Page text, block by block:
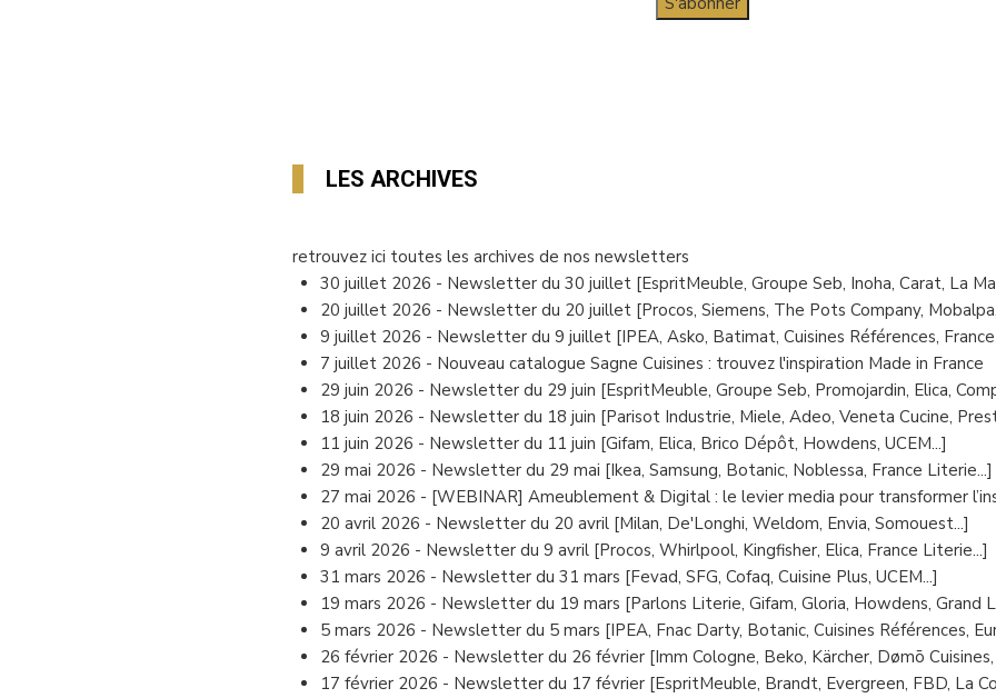
LES ARCHIVES
retrouvez ici toutes les archives de nos newsletters
30 juillet 2026 - Newsletter du 30 juillet [EspritMeuble, Groupe Seb, Inoha, Carat, La
20 juillet 2026 - Newsletter du 20 juillet [Procos, Siemens, The Pots Company,
9 juillet 2026 - Newsletter du 9 juillet [IPEA, Asko, Batimat, Cuisines Références,
7 juillet 2026 - Nouveau catalogue Sagne Cuisines : trouvez l'inspiration Made in France
29 juin 2026 - Newsletter du 29 juin [EspritMeuble, Groupe Seb, Promojardin, Elica,
18 juin 2026 - Newsletter du 18 juin [Parisot Industrie, Miele, Adeo, Veneta Cucine,
11 juin 2026 - Newsletter du 11 juin [Gifam, Elica, Brico Dépôt, Howdens, UCEM...]
29 mai 2026 - Newsletter du 29 mai [Ikea, Samsung, Botanic, Noblessa, France Literie...]
27 mai 2026 - [WEBINAR] Ameublement & Digital : le levier media pour transformer
20 avril 2026 - Newsletter du 20 avril [Milan, De'Longhi, Weldom, Envia, Somouest...]
9 avril 2026 - Newsletter du 9 avril [Procos, Whirlpool, Kingfisher, Elica, France Literie...]
31 mars 2026 - Newsletter du 31 mars [Fevad, SFG, Cofaq, Cuisine Plus, UCEM...]
19 mars 2026 - Newsletter du 19 mars [Parlons Literie, Gifam, Gloria, Howdens, Grand
5 mars 2026 - Newsletter du 5 mars [IPEA, Fnac Darty, Botanic, Cuisines Références,
26 février 2026 - Newsletter du 26 février [Imm Cologne, Beko, Kärcher, Dømō
17 février 2026 - Newsletter du 17 février [EspritMeuble, Brandt, Evergreen, FBD, La